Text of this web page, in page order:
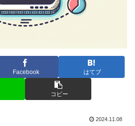
Facebook はてブ
コピー
2024.11.08